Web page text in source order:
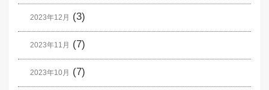
2023年12月 (3)
2023年11月 (7)
2023年10月 (7)